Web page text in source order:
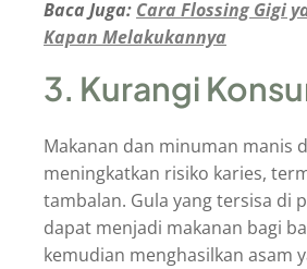
Baca Juga: Cara Flossing Gigi
Kapan Melakukannya
3. Kurangi
Makanan dan minuman manis
meningkatkan risiko karies,
tambalan. Gula yang tersisa di
dapat menjadi makanan bagi
kemudian menghasilkan asam